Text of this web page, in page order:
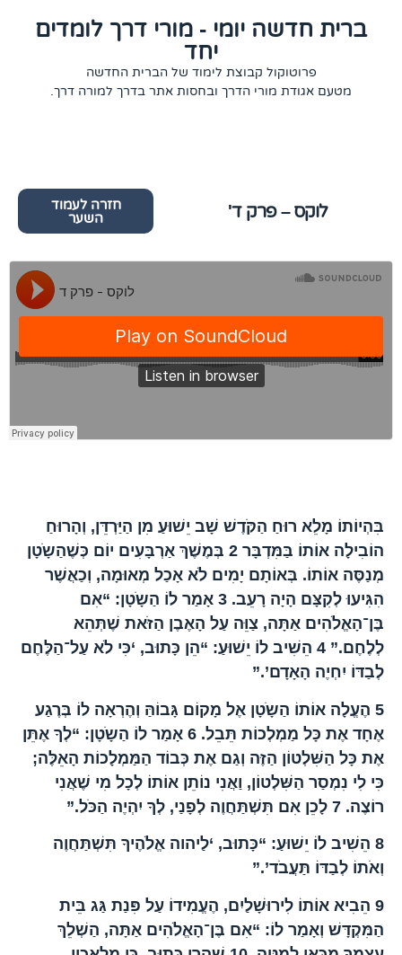
ברית חדשה יומי - מורי דרך לומדים
יחד
פרוטוקול קבוצת לימוד של הברית החדשה
מטעם אגודת מורי הדרך ובחסות אתר בדרך למורה דרך.
לוקס – פרק ד'
חזרה לעמוד
השער
בִּהְיוֹתוֹ מָלֵא רוּחַ הַקֹּדֶשׁ שָׁב יֵשׁוּעַ מִן הַיַּרְדֵּן, וְהָרוּחַ
הוֹבִילָה אוֹתוֹ בַּמִּדְבָּר 2 בְּמֶשֶׁךְ אַרְבָּעִים יוֹם כְּשֶׁהַשָֹטָן
מְנַסֶּה אוֹתוֹ. בְּאוֹתָם יָמִים לֹא אָכַל מְאוּמָה, וְכַאֲשֶׁר
הִגִּיעוּ לְקִצָּם הָיָה רָעֵב. 3 אָמַר לוֹ הַשָֹטָן: “אִם
בֶּן־הָאֱלֹהִים אַתָּה, צַוֵּה עַל הָאֶבֶן הַזֹּאת שֶׁתְּהֵא
לְלֶחֶם.” 4 הֵשִׁיב לוֹ יֵשׁוּעַ: “הֵן כָּתוּב, ‘כִּי לֹא עַל־הַלֶּחֶם
לְבַדּוֹ יִחְיֶה הָאָדָם’.”
5 הֶעֱלָה אוֹתוֹ הַשָֹטָן אֶל מָקוֹם גָּבוֹהַּ וְהֶרְאָה לוֹ בְּרֶגַע
אֶחָד אֶת כָּל מַמְלְכוֹת תֵּבֵל. 6 אָמַר לוֹ הַשָֹטָן: “לְךָ אֶתֵּן
אֶת כָּל הַשִּׁלְטוֹן הַזֶּה וְגַם אֶת כְּבוֹד הַמַּמְלָכוֹת הָאֵלֶּה;
כִּי לִי נִמְסַר הַשִּׁלְטוֹן, וַאֲנִי נוֹתֵן אוֹתוֹ לְכָל מִי שֶׁאֲנִי
רוֹצֶה. 7 לָכֵן אִם תִּשְׁתַּחֲוֶה לְפָנַי, לְךָ יִהְיֶה הַכֹּל.”
8 הֵשִׁיב לוֹ יֵשׁוּעַ: “כָּתוּב, ‘לַיהוה אֱלֹהֶיךָ תִּשְׁתַּחֲוֶה
וְאֹתוֹ לְבַדּוֹ תַּעֲבֹד’.”
9 הֵבִיא אוֹתוֹ לִירוּשָׁלַיִם, הֶעֱמִידוֹ עַל פִּנַת גַּג בֵּית
הַמִּקְדָּשׁ וְאָמַר לוֹ: “אִם בֶּן־הָאֱלֹהִים אַתָּה, הַשְׁלֵךְ